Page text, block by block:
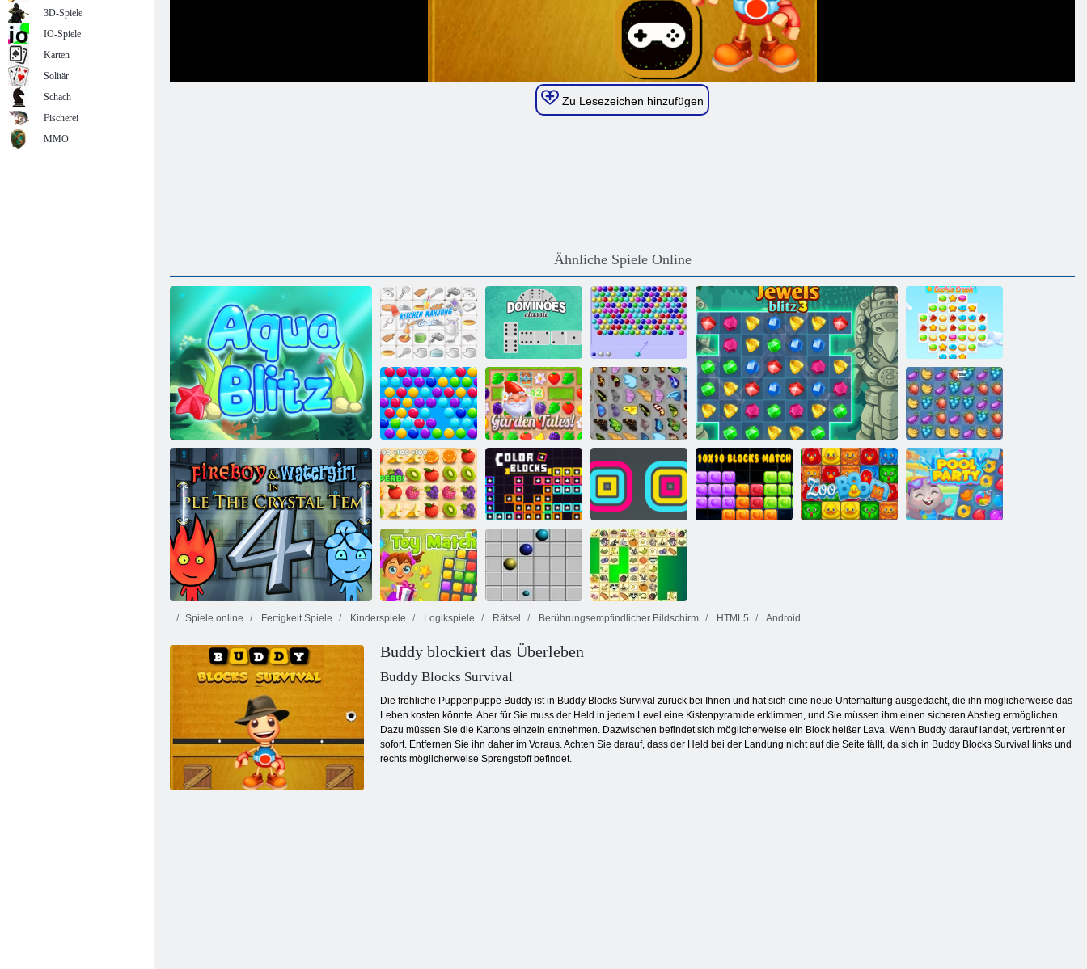
Zu Lesezeichen hinzufügen
Ähnliche Spiele Online
Aqua Blitz
Küche Mahjong
Dominoes
Klassiker
Bubble Shooter
HTML5
Cookie Crush 3
Smarty Blasen Gartengeschichten
Feuer und Wasser 4: Kristalltempel
Schmetterlings
Kyodai
Fruita Crush
Saftiger
Armaturenbrett
Square Stapler
Toy Match Linie 98
Spiele online Fertigkeit Spiele Kinderspiele Logikspiele Rätsel Berührungsempfindlicher Bildschirm HTML5 Android
Buddy blockiert das Überleben
Buddy Blocks Survival
Die fröhliche Puppenpuppe Buddy ist in Buddy Blocks Survival zurück bei Ihnen und hat sich eine neue Unterhaltung ausgedacht, die ihn möglicherweise das
Leben kosten könnte. Aber für Sie muss der Held in jedem Level eine Kistenpyramide erklimmen, und Sie müssen ihm einen sicheren Abstieg ermöglichen.
Dazu müssen Sie die Kartons einzeln entnehmen. Dazwischen befindet sich möglicherweise ein Block heißer Lava. Wenn Buddy darauf landet, verbrennt er
sofort. Entfernen Sie ihn daher im Voraus. Achten Sie darauf, dass der Held bei der Landung nicht auf die Seite fällt, da sich in Buddy Blocks Survival links und
rechts möglicherweise Sprengstoff befindet.
3D-Spiele
IO-Spiele
Karten
Solitär
Schach
Fischerei
MMO